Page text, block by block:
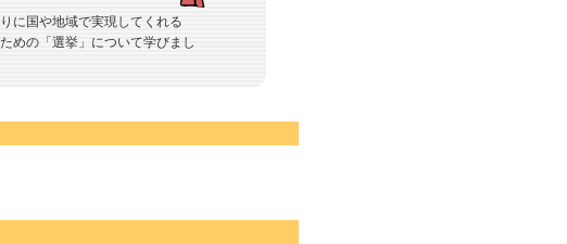
に国や地域で実現してくれる
めの「選挙」について学びまし